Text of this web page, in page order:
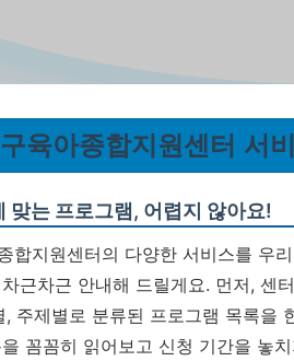
육아종합지원센터 서
맞는 프로그램, 어렵지 않아요!
합지원센터의 다양한 서비스를 우
근차근 안내해 드릴게요. 먼저, 센
, 주제별로 분류된 프로그램 목록을
꼼꼼히 읽어보고 신청 기간을 놓